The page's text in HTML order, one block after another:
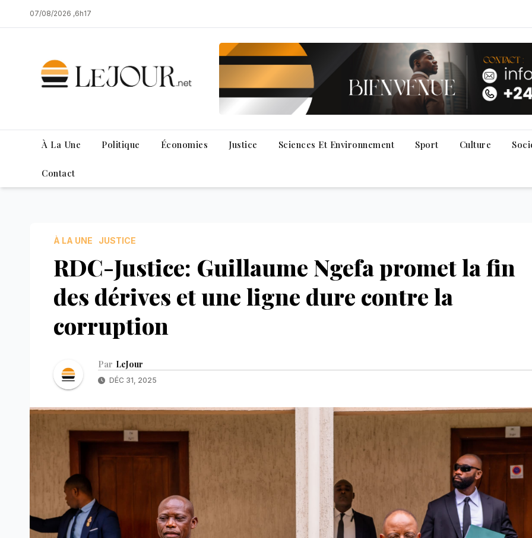
to
07/08/2026 ,6h17
À La Une Politique Économies Justice Sciences Et Environnement Sport Culture
Contact
À LA UNE JUSTICE
RDC-Justice: Guillaume Ngefa promet la fin
des dérives et une ligne dure contre la
corruption
Par LeJour
DÉC 31, 2025